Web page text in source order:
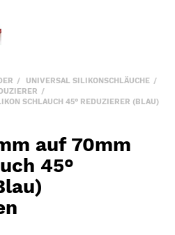
UNIVERSAL SILIKONSCHLÄUCHE
SCHLAUCH 45° REDUZIERER (BLAU)
auf 70mm
45°